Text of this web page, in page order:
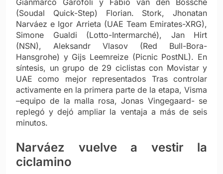
(Soudal Quick-Step) Florian. Stork, Jhonatan
Narváez e Igor Arrieta (UAE Team Emirates-XRG),
Simone Gualdi (Lotto-Intermarché), Jan Hirt
(NSN), Aleksandr Vlasov (Red Bull-Bora-
Hansgrohe) y Gijs Leemreize (Picnic PostNL). En
síntesis, un grupo de 29 ciclistas con Movistar y
UAE como mejor representados Tras controlar
activamente en la primera parte de la etapa, Visma
–equipo de la malla rosa, Jonas Vingegaard- se
replegó y dejó ampliar la ventaja a más de seis
minutos.
Narváez vuelve a vestir la
ciclamino